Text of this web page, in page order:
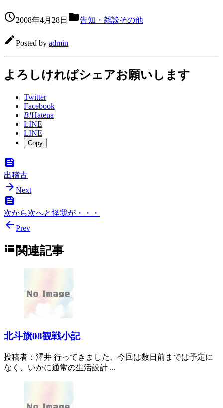
2008年4月28日 告知・雑談その他
Posted by admin
よろしければシェアお願いします
Twitter
Facebook
B!Hatena
LINE
LINE
Copy

出稽古
 Next

次から次へと怪我が・・・
 Prev
 関連記事
北斗旗08観戦小記
投稿者：澤井 行ってきました。今回は数日前までは予定に
なく、いかに通常の生活設計 ...